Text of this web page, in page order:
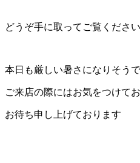
どうぞ手に取ってご覧ください
本日も厳しい暑さになりそう
ご来店の際にはお気をつけて
お待ち申し上げております